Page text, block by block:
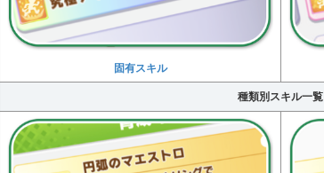
固有スキル
種類別スキル一覧